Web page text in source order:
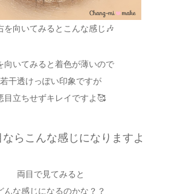
を向いてみるとこんな感じ🎶
向いてみると着色が薄いので
若干透けっぽい印象ですが
目立ちせずキレイですよ🥰
ならこんな感じになりますよ
両目で見てみると
んな感じになるのかな？？